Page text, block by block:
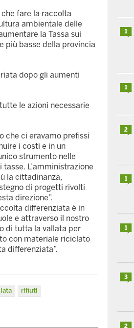
che fare la raccolta
ambientale delle
la Tassa sui
più basse della provincia
dopo gli aumenti
le azioni necessarie
che ci eravamo prefissi
i costi e in un
strumento nelle
L’amministrazione
la cittadinanza,
di progetti rivolti
direzione”.
differenziata è in
e attraverso il nostro
di tutta la vallata per
con materiale riciclato
differenziata”.
rifiuti
1
1
2
1
1
3
2